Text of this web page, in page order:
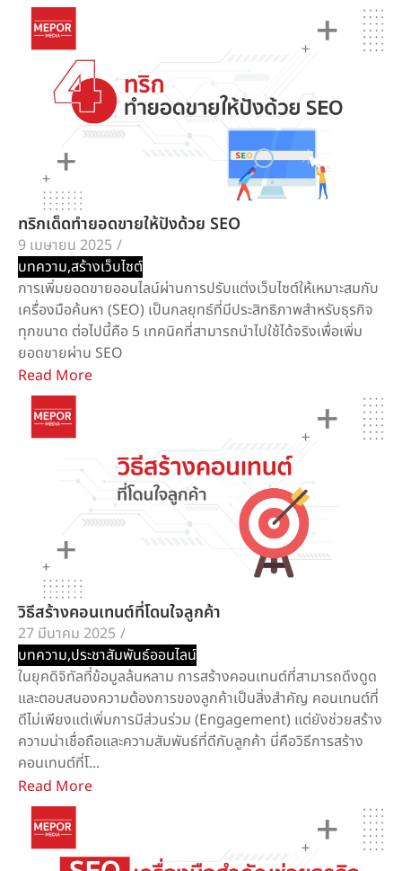
ทริกเด็ดทำยอดขายให้ปังด้วย SEO
9 เมษายน 2025 /
บทความ,สร้างเว็บไซต์
การเพิ่มยอดขายออนไลน์ผ่านการปรับแต่งเว็บไซต์ให้เหมาะสมกับ
เครื่องมือค้นหา (SEO) เป็นกลยุทธ์ที่มีประสิทธิภาพสำหรับธุรกิจ
ทุกขนาด ต่อไปนี้คือ 5 เทคนิคที่สามารถนำไปใช้ได้จริงเพื่อเพิ่ม
ยอดขายผ่าน SEO
Read More
วิธีสร้างคอนเทนต์ที่โดนใจลูกค้า
27 มีนาคม 2025 /
บทความ,ประชาสัมพันธ์ออนไลน์
ในยุคดิจิทัลที่ข้อมูลล้นหลาม การสร้างคอนเทนต์ที่สามารถดึงดูด
และตอบสนองความต้องการของลูกค้าเป็นสิ่งสำคัญ คอนเทนต์ที่
ดีไม่เพียงแต่เพิ่มการมีส่วนร่วม (Engagement) แต่ยังช่วยสร้าง
ความน่าเชื่อถือและความสัมพันธ์ที่ดีกับลูกค้า นี่คือวิธีการสร้าง
คอนเทนต์ที่โ...
Read More